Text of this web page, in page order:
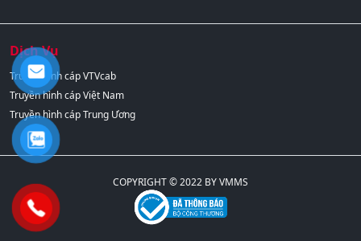
Dịch Vụ
Truyền hình cáp VTVcab
Truyền hình cáp Việt Nam
Truyền hình cáp Trung Ương
COPYRIGHT © 2022 BY VMMS